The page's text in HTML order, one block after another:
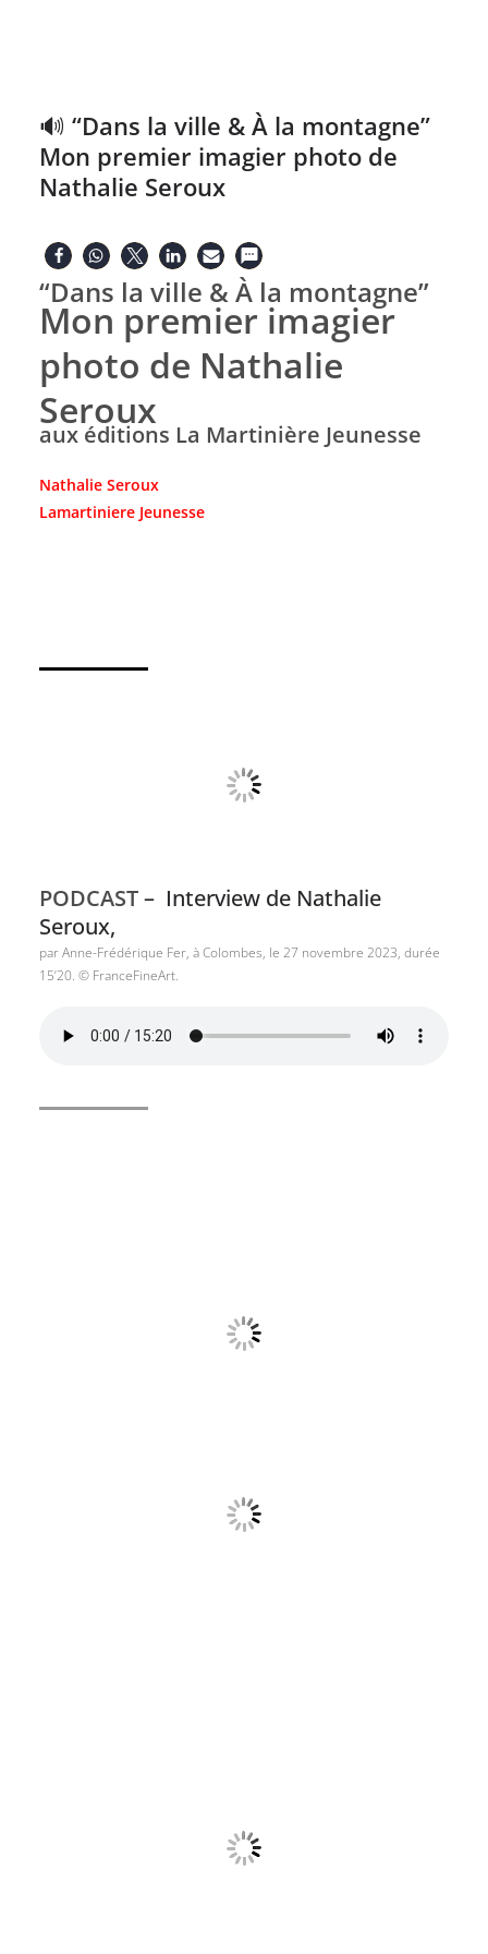
🔊 “Dans la ville & À la montagne”
Mon premier imagier photo de
Nathalie Seroux
“Dans la ville & À la montagne”
Mon premier imagier
photo de Nathalie
Seroux
aux éditions La Martinière Jeunesse
Nathalie Seroux
Lamartiniere Jeunesse
PODCAST– Interview de Nathalie
Seroux,
par Anne-Frédérique Fer, à Colombes, le 27 novembre 2023, durée
15’20. © FranceFineArt.